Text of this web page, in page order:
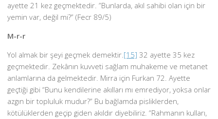
ayette 21 kez geçmektedir. ”Bunlarda, akıl sahibi olan için bir
yemin var, değil mi?” (Fecr 89/5)
M-r-r
Yol almak bir şeyi geçmek demektir.[15] 32 ayette 35 kez
geçmektedir. Zekânın kuvveti sağlam muhakeme ve metanet
anlamlarına da gelmektedir. Mirra için Furkan 72. Ayette
geçtiği gibi “Bunu kendilerine akılları mı emrediyor, yoksa onlar
azgın bir topluluk mudur?” Bu bağlamda pisliklerden,
kötülüklerden geçip giden akıldır diyebiliriz. “Rahmanın kulları,